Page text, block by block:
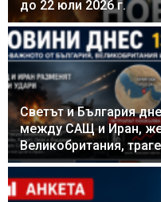
до 22 юли 2026 г.
Светът и България
между САЩ и Иран,
Великобритания,